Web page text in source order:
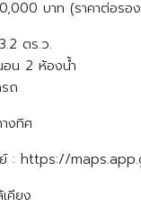
บาท (ราคาต่อรอ
ตร.ว.
น 2 ห้องน้ำ
ถ
งทิศ
: https://
คียง